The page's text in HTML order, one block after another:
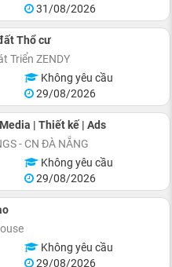
31/08/2026
Thổ cư
Triển ZENDY
Không yêu cầu
29/08/2026
| Thiết kế | Ads
- CN ĐÀ NẴNG
Không yêu cầu
29/08/2026
Không yêu cầu
29/08/2026